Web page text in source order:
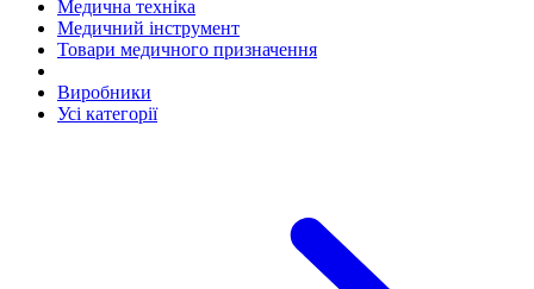
Медична техніка
Медичний інструмент
Товари медичного призначення
Виробники
Усі категорії